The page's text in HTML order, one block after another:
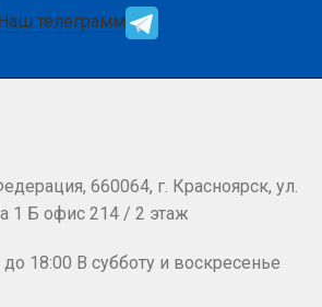
Наш телеграмм
660064, г. Красноярск, ул.
1 Б офис 214 / 2 этаж
18:00 В субботу и воскресенье